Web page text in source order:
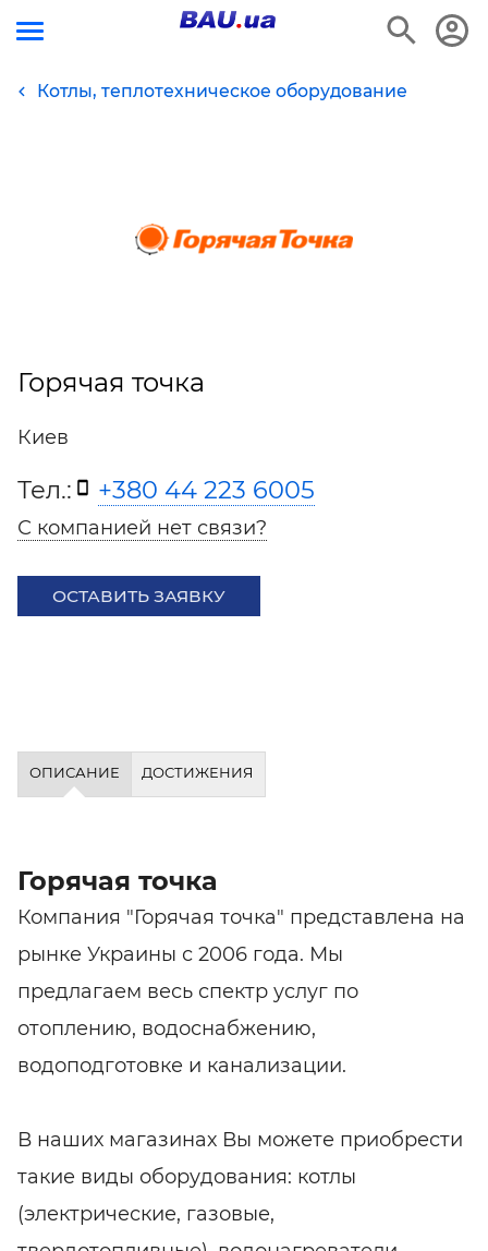
Котлы, теплотехническое оборудование
Горячая точка
Киев
Тел.: +380 44 223 6005
С компанией нет связи?
ОСТАВИТЬ ЗАЯВКУ
ОПИСАНИЕ ДОСТИЖЕНИЯ
Горячая точка
Компания "Горячая точка" представлена на
рынке Украины с 2006 года. Мы
предлагаем весь спектр услуг по
отоплению, водоснабжению,
водоподготовке и канализации.
В наших магазинах Вы можете приобрести
такие виды оборудования: котлы
(электрические, газовые,